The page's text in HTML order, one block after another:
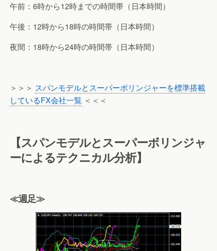
午前：6時から12時までの時間帯（日本時間）
午後：12時から18時の時間帯（日本時間）
夜間：18時から24時の時間帯（日本時間）
＞＞＞ スパンモデルとスーパーボリンジャーを標準搭載
しているFX会社一覧 ＜＜＜
【スパンモデルとスーパーボリンジャ
ーによるテクニカル分析】
≪週足≫